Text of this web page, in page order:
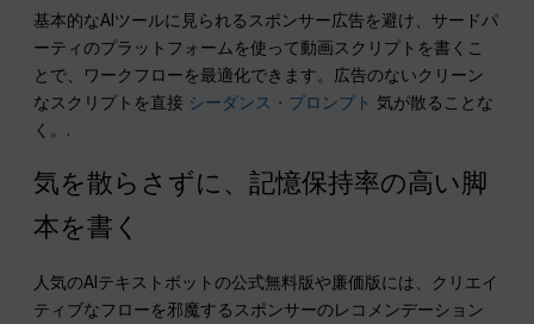
基本的なAIツールに見られるスポンサー広告を避け、サードパ
ーティのプラットフォームを使って動画スクリプトを書くこ
とで、ワークフローを最適化できます。広告のないクリーン
なスクリプトを直接 シーダンス・プロンプト 気が散ることな
く。.
気を散らさずに、記憶保持率の高い脚
本を書く
人気のAIテキストボットの公式無料版や廉価版には、クリエイ
ティブなフローを邪魔するスポンサーのレコメンデーション